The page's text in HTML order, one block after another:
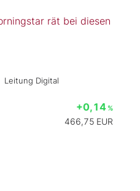
rät bei diesen
Leitung Digital
+0,14 %
466,75 EUR